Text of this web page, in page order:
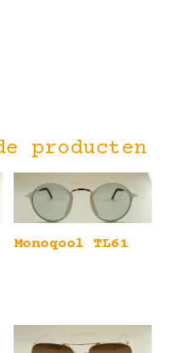
producten
Monoqool TL61